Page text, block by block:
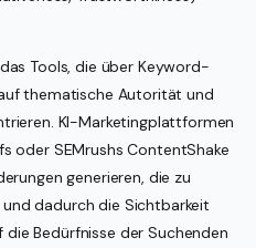
Tools, die über Keyword-
thematische Autorität und
KI-Marketingplattformen
oder SEMrushs ContentShake
generieren, die zu
dadurch die Sichtbarkeit
Bedürfnisse der Suchenden